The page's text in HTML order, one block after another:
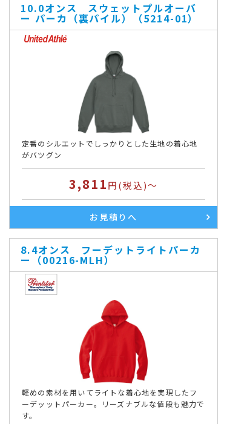
10.0オンス スウェットプルオーバ
ー パーカ（裏パイル）（5214-01）
定番のシルエットでしっかりとした生地の着心地
がバツグン
3,811円(税込)～
お見積りへ
8.4オンス フーデットライトパーカ
ー（00216-MLH）
軽めの素材を用いてライトな着心地を実現したフ
ーデッットパーカー。リーズナブルな値段も魅力で
す。